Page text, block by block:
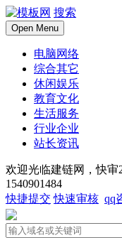
搜索
Open Menu
电脑网络
综合其它
休闲娱乐
教育文化
生活服务
行业企业
站长资讯
欢迎光临建链网，快审
1540901484
快捷提交 快速审核 qq